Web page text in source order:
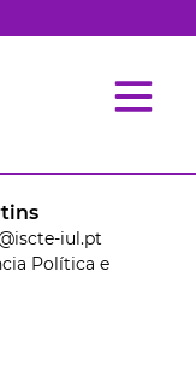
iul.pt
Política e